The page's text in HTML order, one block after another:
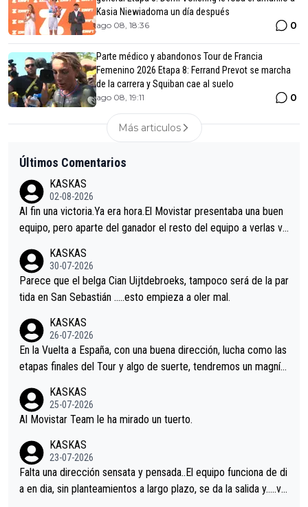
Kasia Niewiadoma un día después
ago 08, 18:36 0
Parte médico y abandonos Tour de Francia
Femenino 2026 Etapa 8: Ferrand Prevot se marcha
de la carrera y Squiban cae al suelo
ago 08, 19:11 0
Más articulos
Últimos Comentarios
KASKAS
02-08-2026
Al fin una victoria.Ya era hora.El Movistar presentaba una buen
equipo, pero aparte del ganador el resto del equipo a verlas ve
s.La única buena noticia es la mejoría de Enric Más en San Seb
astian.Si en la Vuelta a Burgos sigue la mejoría, podríamos ten
er alguna sorpresa en la Vuelta.Ojalá.
KASKAS
30-07-2026
Parece que el belga Cian Uijtdebroeks, tampoco será de la par
tida en San Sebastián …..esto empieza a oler mal.
KASKAS
26-07-2026
En la Vuelta a España, con una buena dirección, lucha como las
etapas finales del Tour y algo de suerte, tendremos un magnífi
KASKAS
25-07-2026
Al Movistar Team le ha mirado un tuerto.
KASKAS
23-07-2026
Falta una dirección sensata y pensada..El equipo funciona de di
a en dia, sin planteamientos a largo plazo, se da la salida y…..ve